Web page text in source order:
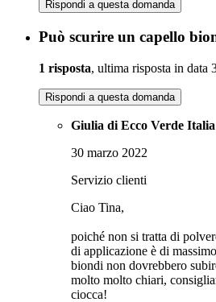
Rispondi a questa domanda
Può scurire un capello
1 risposta, ultima risposta in data
Rispondi a questa domanda
Giulia di Ecco Verde Italia
30 marzo 2022
Servizio clienti
Ciao Tina,
poiché non si tratta di
di applicazione è di
biondi non dovrebbero
molto molto chiari,
ciocca!